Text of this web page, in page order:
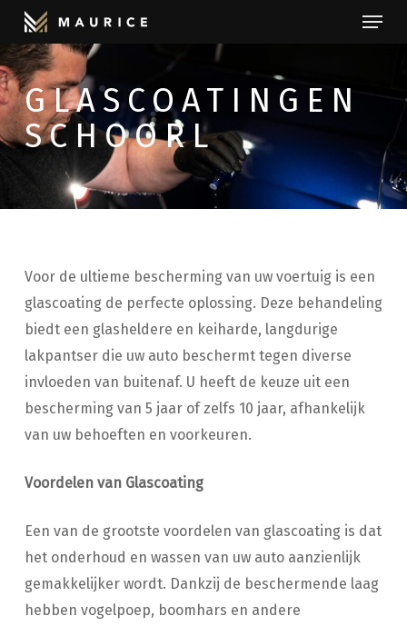
Skip
main
content
Menu
GLASCOATINGEN
SCHOORL
Voor de ultieme bescherming van uw voertuig is een
glascoating de perfecte oplossing. Deze behandeling
biedt een glasheldere en keiharde, langdurige
lakpantser die uw auto beschermt tegen diverse
invloeden van buitenaf. U heeft de keuze uit een
bescherming van 5 jaar of zelfs 10 jaar, afhankelijk
van uw behoeften en voorkeuren.
Voordelen van Glascoating
Een van de grootste voordelen van glascoating is dat
het onderhoud en wassen van uw auto aanzienlijk
gemakkelijker wordt. Dankzij de beschermende laag
hebben vogelpoep, boomhars en andere